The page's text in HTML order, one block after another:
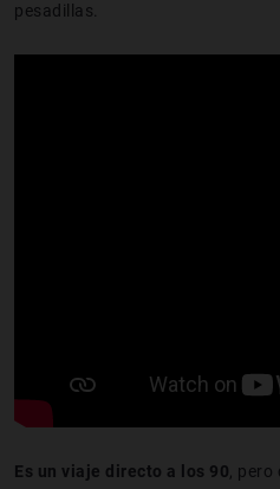
pesadillas.
Es un viaje directo a los 90, pero